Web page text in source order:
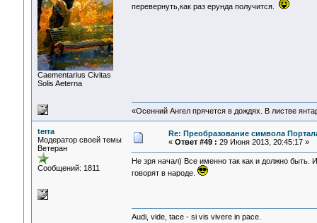
Сaementarius Civitas
Solis Aeterna
перевернуть,как раз ерунда получится.
«Осенний Ангел прячется в дождях. В листве
terra
Модератор своей темы
Ветеран
Сообщений: 1811
Re: Преобразование символа
« Ответ #49 : 29 Июня 2013, 20:45:17 »
Не зря начал) Все именно так как и должно быть.
говорят в народе.
Audi, vide, tace - si vis vivere in pace.